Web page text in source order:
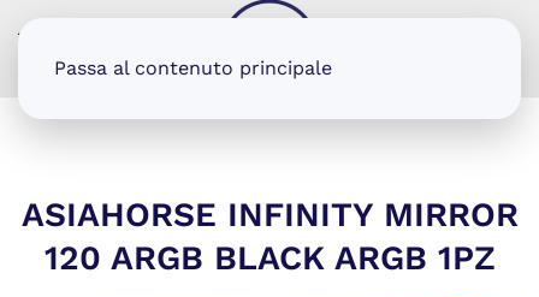
Passa al contenuto principale
ASIAHORSE INFINITY MIRROR
120 ARGB BLACK ARGB 1PZ